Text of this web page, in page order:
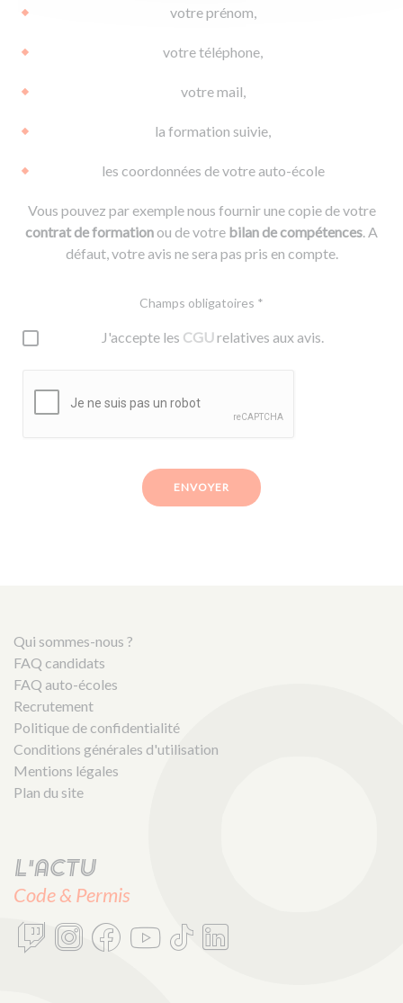
votre prénom,
votre téléphone,
votre mail,
la formation suivie,
les coordonnées de votre auto-école
Vous pouvez par exemple nous fournir une copie de votre
contrat de formationou de votre bilan de compétences. A
défaut, votre avis ne sera pas pris en compte.
Champs obligatoires *
J'accepte les CGUrelatives aux avis.
ENVOYER
Qui sommes-nous ?
FAQ candidats
FAQ auto-écoles
Recrutement
Politique de confidentialité
Conditions générales d'utilisation
Mentions légales
Plan du site
L'actu
Code & Permis